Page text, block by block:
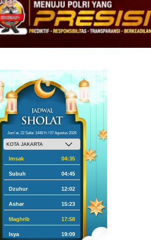
Jum'at, 22 Safar 1448 H / 07 Agustus 2026
Imsak 04:35
Subuh 04:45
Dzuhur 12:02
Ashar 15:23
Maghrib 17:58
Isya 19:09